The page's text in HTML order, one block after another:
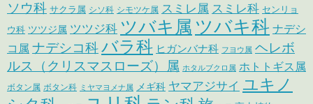
ソウ科 サクラ属 シソ科 シモツケ属 スミレ属 スミレ科 センリョ
ウ科 ツツジ属 ツツジ科 ツバキ属 ツバキ科 ナデシ
コ属 ナデシコ科バラ科 ヒガンバナ科 フヨウ属 ヘレボ
ルス（クリスマスローズ）属 ホタルブクロ属 ホトトギス属
ボタン属 ボタン科 ミヤマヨメナ属 メギ科 ヤマアジサイ ユキノ